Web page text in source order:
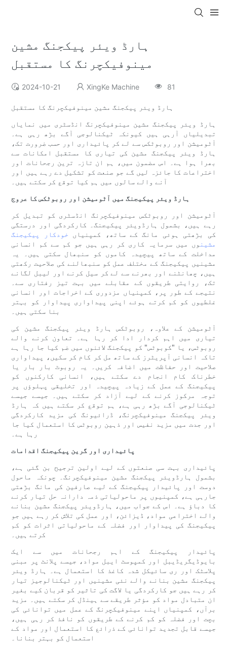
ہارڈ ویئر پیکجنگ مشین
مینوفیکچرنگ کا مستقبل
2024-10-21 XingKe Machine 81
ہارڈ ویئر پیکجنگ مشین مینوفیکچرنگ کا مستقبل
ہارڈ ویئر پیکجنگ مشین مینوفیکچرنگ انڈسٹری میں نمایاں
تبدیلیاں آرہی ہیں کیونکہ ٹیکنالوجی آگے بڑھ رہی ہے۔
آٹومیشن اور روبوٹکس سے لے کر پائیداری اور حسب ضرورت تک،
ہارڈ ویئر پیکجنگ مشین کی تیاری کا مستقبل امکانات سے
بھرا ہوا ہے۔ اس مضمون میں، ہم ان تازہ ترین رجحانات اور
اختراعات کا جائزہ لیں گے جو صنعت کو تشکیل دے رہے ہیں اور
آنے والے سالوں میں ہم کیا توقع کر سکتے ہیں۔
ہارڈ ویئر پیکیجنگ میں آٹومیشن اور روبوٹکس کا عروج
آٹومیشن اور روبوٹکس مینوفیکچرنگ انڈسٹری کو تبدیل کر
رہے ہیں، بشمول ہارڈویئر پیکیجنگ۔ کارکردگی اور درستگی
کی بڑھتی ہوئی مانگ کے ساتھ، کمپنیاں خودکار پیکیجنگ
مشین وں میں سرمایہ کاری کر رہی ہیں جو کم سے کم انسانی
مداخلت کے ساتھ پیچیدہ کاموں کو سنبھال سکتی ہیں۔ یہ
مشینیں پیکیجنگ کے مختلف عمل کو سنبھالنے کی صلاحیت رکھتی
ہیں، چھانٹنے اور بھرنے سے لے کر سیل کرنے اور لیبل لگانے
تک، روایتی طریقوں کے مقابلے میں بہت تیز رفتاری سے۔
نتیجے کے طور پر، کمپنیاں مزدوری کے اخراجات اور انسانی
غلطیوں کو کم کرتے ہوئے اپنی پیداواری پیداوار کو بہتر
بنا سکتی ہیں۔
آٹومیشن کے علاوہ، روبوٹکس ہارڈ ویئر پیکجنگ مشین کی
تیاری میں اہم کردار ادا کر رہا ہے۔ تعاون کرنے والے
روبوٹس، یا "کوبوٹس" کو پیکجنگ لائنوں میں ضم کیا جا رہا ہے
تاکہ انسانی آپریٹرز کے ساتھ مل کر کام کر سکیں، پیداواری
صلاحیت اور حفاظت میں اضافہ کریں۔ یہ روبوٹ بار بار یا
خطرناک کام انجام دے سکتے ہیں، انسانی کارکنوں کو
پیکیجنگ کے عمل کے زیادہ پیچیدہ اور تخلیقی پہلوؤں پر
توجہ مرکوز کرنے کے لیے آزاد کر سکتے ہیں۔ جیسے جیسے
ٹیکنالوجی آگے بڑھ رہی ہے، ہم توقع کر سکتے ہیں کہ ہارڈ
ویئر پیکجنگ مینوفیکچرنگ، ڈرائیونگ کی مزید کارکردگی
اور جدت میں مزید نفیس اور ذہین روبوٹس کا استعمال کیا جا
رہا ہے۔
پائیداری اور گرین پیکیجنگ اقدامات
پائیداری بہت سی صنعتوں کے لیے اولین ترجیح بن گئی ہے،
بشمول ہارڈویئر پیکجنگ مشین مینوفیکچرنگ۔ چونکہ ماحول
دوست اور پائیدار پیکیجنگ کے لیے صارفین کی مانگ بڑھتی
جارہی ہے، کمپنیوں پر ماحولیاتی ذمہ دارانہ حل تیار کرنے
کا دباؤ ہے۔ اس کے جواب میں، ہارڈویئر پیکجنگ مشین بنانے
والے اختراعی مواد، ڈیزائن، اور عمل کی تلاش کر رہے ہیں جو
پیکیجنگ کی پیداوار اور فضلہ کے ماحولیاتی اثرات کو کم
کرتے ہیں۔
پائیدار پیکیجنگ کے اہم رجحانات میں سے ایک
بایوڈیگریڈیبل اور کمپوسٹ ایبل مواد، جیسے پلانٹ پر مبنی
پلاسٹک اور ری سائیکل شدہ کاغذ کا استعمال ہے۔ ہارڈ ویئر
پیکجنگ مشین بنانے والے نئی مشینیں اور ٹیکنالوجیز تیار
کر رہے ہیں جو کارکردگی یا لاگت کی تاثیر کو قربان کیے بغیر
ان متبادل مواد کو مؤثر طریقے سے ہینڈل کر سکتے ہیں۔ مزید
برآں، کمپنیاں اپنے مینوفیکچرنگ کے عمل میں توانائی کی
بچت اور فضلہ کو کم کرنے کے طریقوں کو نافذ کر رہی ہیں،
جیسے قابل تجدید توانائی کے ذرائع کا استعمال اور مواد کے
استعمال کو بہتر بنانا۔